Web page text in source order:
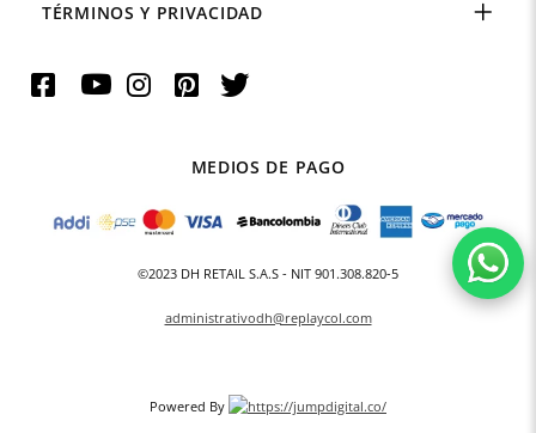
TÉRMINOS Y PRIVACIDAD
MEDIOS DE PAGO
©2023 DH RETAIL S.A.S - NIT 901.308.820-5
administrativodh@replaycol.com
Powered By